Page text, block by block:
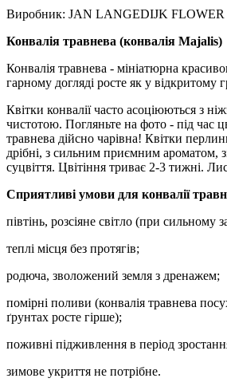
Виробник: JAN LANGEDIJK FLOWER
Конвалія травнева (конвалія Majalis)
Конвалія травнева - мініатюрна
гарному догляді росте як у відкритому
Квітки конвалії часто асоціюються з
чистотою. Погляньте на фото - під час
травнева дійсно чарівна! Квітки
дрібні, з сильним приємним ароматом,
суцвіття. Цвітіння триває 2-3 тижні.
Сприятливі умови для конвалії
півтінь, розсіяне світло (при сильному
теплі місця без протягів;
родюча, зволожений земля з дренажем;
помірні поливи (конвалія травнева
ґрунтах росте гірше);
поживні підживлення в період
зимове укриття не потрібне.